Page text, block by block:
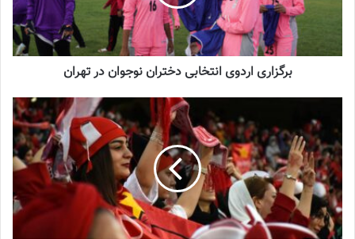
جنجال جدید در سوپرلیگ فوتسال
2022-12-11
لیست تیم ملی فوتسال زنان اعلام شد
2025-04-28
سرنوشت عجیب ستاره ایرانی در تورکال
2023-05-12
برگزاری اردوی انتخابی دختران نوجوان در تهران